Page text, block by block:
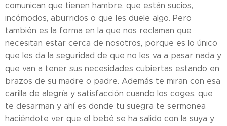
comunican que tienen hambre, que están sucios,
incómodos, aburridos o que les duele algo. Pero
también es la forma en la que nos reclaman que
necesitan estar cerca de nosotros, porque es lo único
que les da la seguridad de que no les va a pasar nada y
que van a tener sus necesidades cubiertas estando en
brazos de su madre o padre. Además te miran con esa
carilla de alegría y satisfacción cuando los coges, que
te desarman y ahí es donde tu suegra te sermonea
haciéndote ver que el bebé se ha salido con la suya y